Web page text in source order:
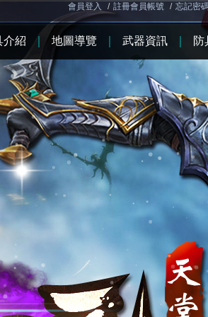
會員登入 / 註冊會員帳號 / 忘記密